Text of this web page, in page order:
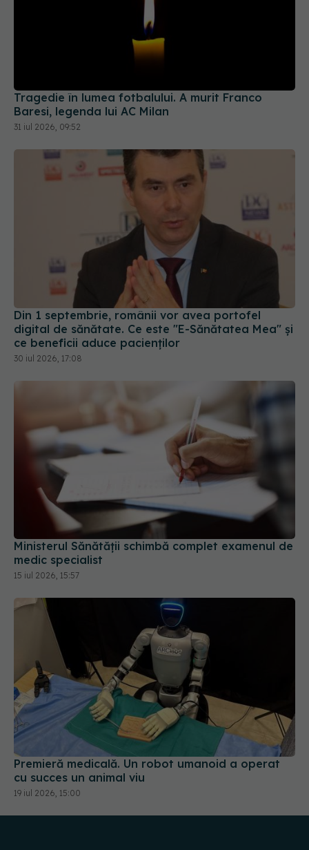
Tragedie în lumea fotbalului. A murit Franco
Baresi, legenda lui AC Milan
31 iul 2026, 09:52
Din 1 septembrie, românii vor avea portofel
digital de sănătate. Ce este "E-Sănătatea Mea" și
ce beneficii aduce pacienților
30 iul 2026, 17:08
Ministerul Sănătății schimbă complet examenul de
medic specialist
15 iul 2026, 15:57
Premieră medicală. Un robot umanoid a operat
cu succes un animal viu
19 iul 2026, 15:00